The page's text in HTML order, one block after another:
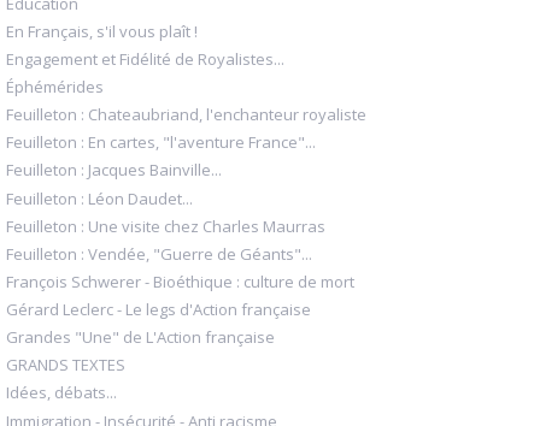
En Français, s'il vous plaît !
Engagement et Fidélité de Royalistes...
Éphémérides
Feuilleton : Chateaubriand, l'enchanteur royaliste
Feuilleton : En cartes, "l'aventure France"...
Feuilleton : Jacques Bainville...
Feuilleton : Léon Daudet...
Feuilleton : Une visite chez Charles Maurras
Feuilleton : Vendée, "Guerre de Géants"...
François Schwerer - Bioéthique : culture de mort
Gérard Leclerc - Le legs d'Action française
Grandes "Une" de L'Action française
GRANDS TEXTES
Idées, débats...
Immigration - Insécurité - Anti racisme